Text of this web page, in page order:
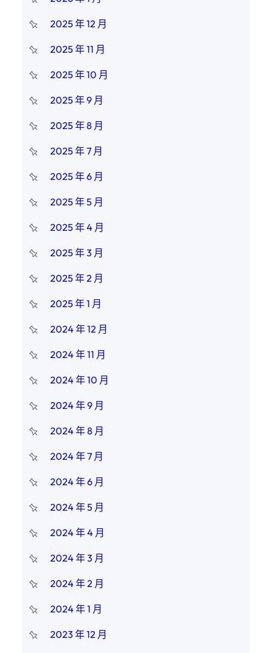
2025 年 12 月
2025 年 11 月
2025 年 10 月
2025 年 9 月
2025 年 8 月
2025 年 7 月
2025 年 6 月
2025 年 5 月
2025 年 4 月
2025 年 3 月
2025 年 2 月
2025 年 1 月
2024 年 12 月
2024 年 11 月
2024 年 10 月
2024 年 9 月
2024 年 8 月
2024 年 7 月
2024 年 6 月
2024 年 5 月
2024 年 4 月
2024 年 3 月
2024 年 2 月
2024 年 1 月
2023 年 12 月